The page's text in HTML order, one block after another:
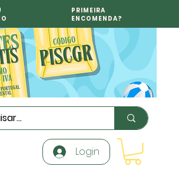
PRIMEIRA
ENCOMENDA?
Login